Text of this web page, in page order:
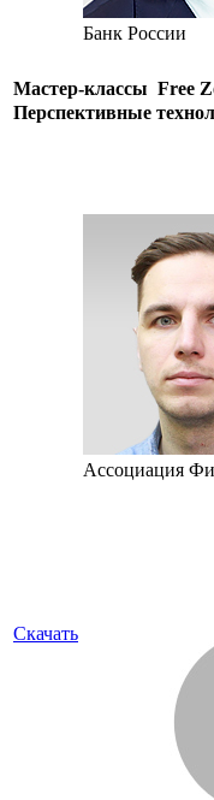
Банк России
Мастер-классы Free
Перспективные
Скачать
Ассоциация